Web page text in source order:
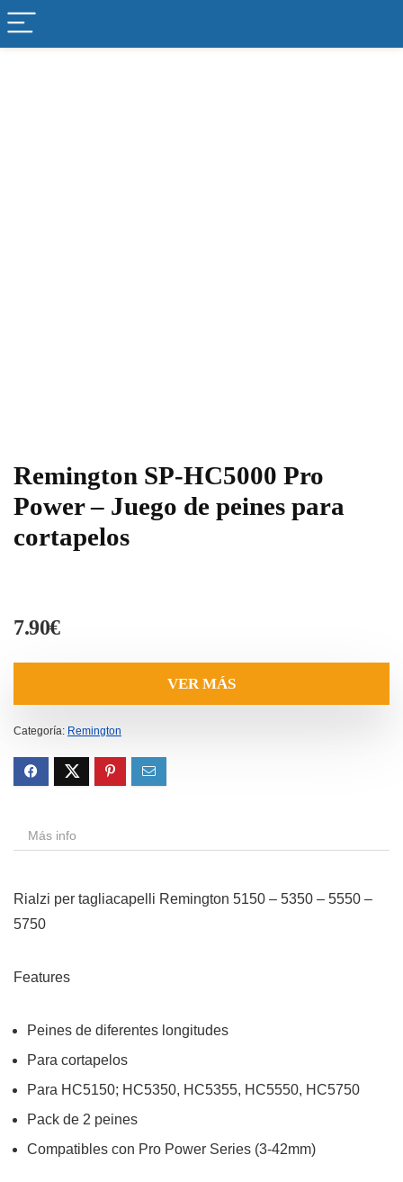
Remington SP-HC5000 Pro
Power – Juego de peines para
cortapelos
7.90€
VER MÁS
Categoría: Remington
Más info
Rialzi per tagliacapelli Remington 5150 – 5350 – 5550 –
5750
Features
Peines de diferentes longitudes
Para cortapelos
Para HC5150; HC5350, HC5355, HC5550, HC5750
Pack de 2 peines
Compatibles con Pro Power Series (3-42mm)